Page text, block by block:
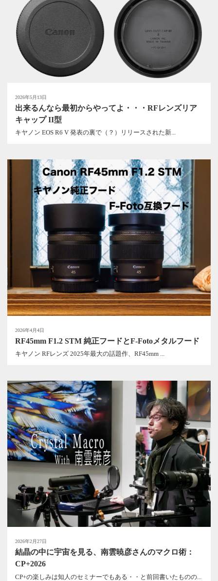
2026年5月13日
出来るんなら最初からやってよ・・・RFレンズリア
キャップ II型
キヤノン EOS R6 V 発表の裏で（？）リリースされた新...
2026年4月4日
RF45mm F1.2 STM 純正フードとF-Fotoメタルフード
キヤノン RFレンズ 2025年最大の話題作、RF45mm ...
2026年2月27日
結晶の中に宇宙を見る、南雲暁彦さんのマクロ術：
CP+2026
CP+の楽しみは知人のセミナーでもある・・と前回書いたものの...